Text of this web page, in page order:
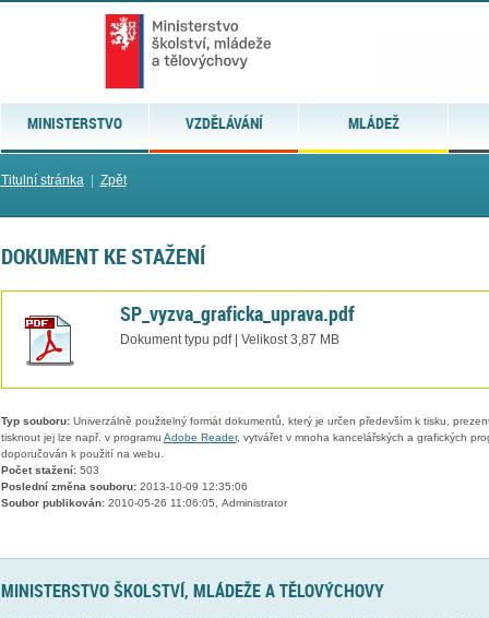
MINISTERSTVO VZDĚLÁVÁNÍ MLÁDEŽ
Titulní stránka| Zpět
DOKUMENT KE STAŽENÍ
SP_vyzva_graficka_uprava.pdf
Dokument typu pdf | Velikost 3,87 MB
Typ souboru:Univerzálně použitelný formát dokumentů, který je určen především k tisku,
tisknout jej lze např. v programu Adobe Reader, vytvářet v mnoha kancelářských a grafických
doporučován k použití na webu.
Počet stažení:503
Poslední změna souboru:2013-10-09 12:35:06
Soubor publikován:2010-05-26 11:06:05, Administrator
MINISTERSTVO ŠKOLSTVÍ, MLÁDEŽE A TĚLOVÝCHOVY